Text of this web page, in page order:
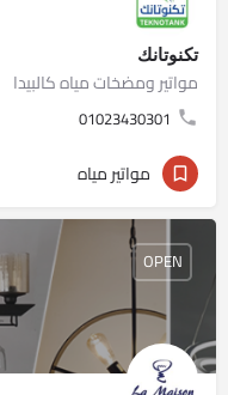
تكنوتانك
مواتير ومضخات مياه كالبيدا
01023430301
مواتير مياه
OPEN